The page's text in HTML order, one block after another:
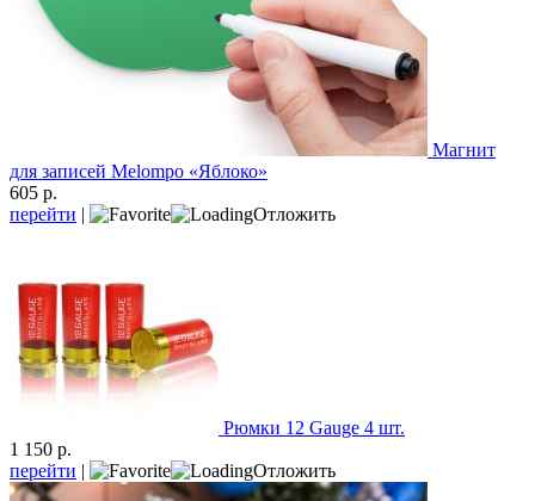
Магнит
для записей Melompo «Яблоко»
605 р.
перейти | Отложить
Рюмки 12 Gauge 4 шт.
1 150 р.
перейти | Отложить